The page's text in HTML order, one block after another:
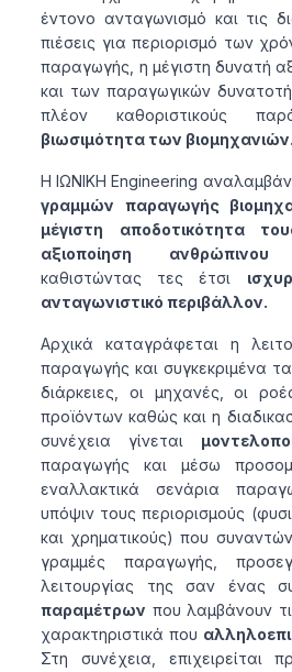
έντονο ανταγωνισμό και τις
πιέσεις για περιορισμό των
παραγωγής, η μέγιστη δυνατή
και των παραγωγικών
πλέον καθοριστικούς
βιωσιμότητα των βιομηχανιών.
Η ΙΩΝΙΚΗ Engineering
γραμμών παραγωγής
μέγιστη αποδοτικότητα
αξιοποίηση ανθρώπινου
καθιστώντας τες έτσι
ανταγωνιστικό περιβάλλον.
Αρχικά καταγράφεται η
παραγωγής και συγκεκριμένα
διάρκειες, οι μηχανές, οι
προϊόντων καθώς και η
συνέχεια γίνεται
παραγωγής και μέσω
εναλλακτικά σενάρια
υπόψιν τους περιορισμούς
και χρηματικούς) που
γραμμές παραγωγής,
λειτουργίας της σαν ένας
παραμέτρων που λαμβάνουν
χαρακτηριστικά που
Στη συνέχεια, επιχειρείται